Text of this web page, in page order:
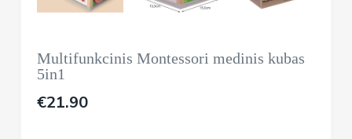
Multifunkcinis Montessori medinis kubas
5in1
€21.90